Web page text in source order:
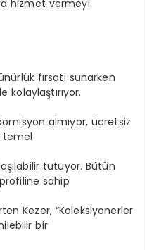
hizmet vermeyi
fırsatı sunarken
almıyor, ücretsiz
temel
tutuyor. Bütün
sahip
Kezer, “Koleksiyonerler
bir